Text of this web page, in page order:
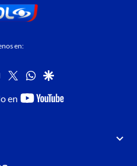
en:
instagram
twitterwhatsapp
google
en
youtube-